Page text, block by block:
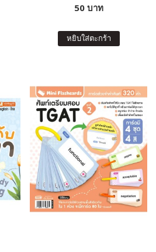
50 บาท
หยิบใส่ตะกร้า